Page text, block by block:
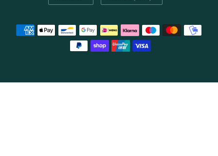
bijwerken
bijwerken